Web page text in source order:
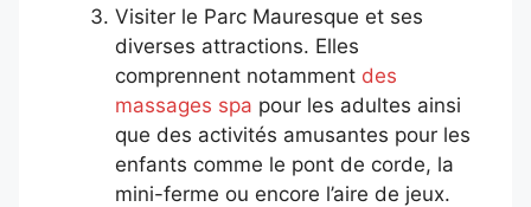
Visiter le Parc Mauresque et ses
diverses attractions. Elles
comprennent notamment des
massages spa pour les adultes ainsi
que des activités amusantes pour les
enfants comme le pont de corde, la
mini-ferme ou encore l’aire de jeux.